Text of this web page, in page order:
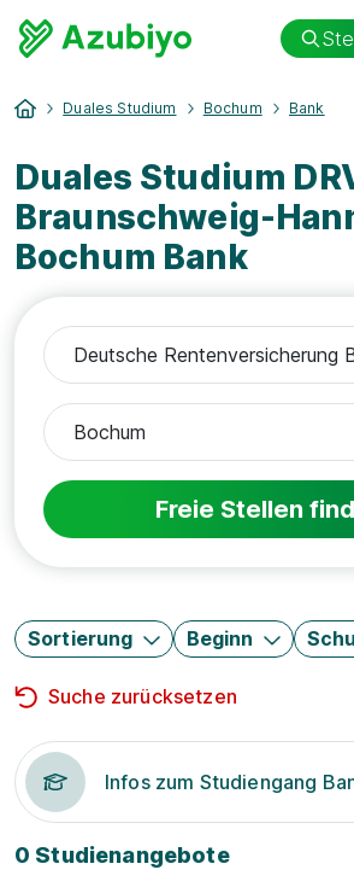
Duales Studium Bochum Bank
Duales Studium
Braunschweig-
Bochum Bank
Freie Stellen
Sortierung Beginn
Suche zurücksetzen
Infos zum Studiengang
0 Studienangebote